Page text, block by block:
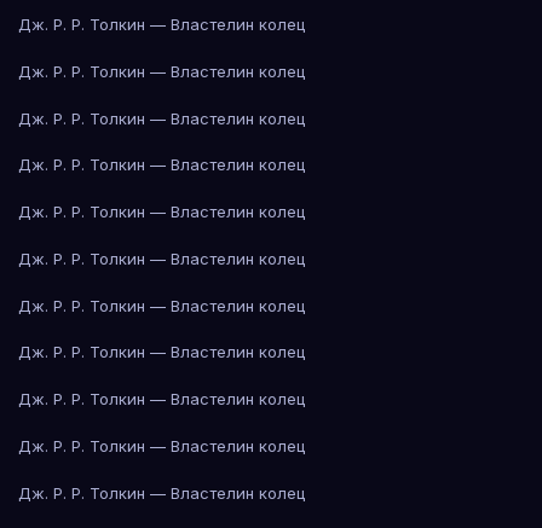
Дж. Р. Р. Толкин — Властелин колец
Дж. Р. Р. Толкин — Властелин колец
Дж. Р. Р. Толкин — Властелин колец
Дж. Р. Р. Толкин — Властелин колец
Дж. Р. Р. Толкин — Властелин колец
Дж. Р. Р. Толкин — Властелин колец
Дж. Р. Р. Толкин — Властелин колец
Дж. Р. Р. Толкин — Властелин колец
Дж. Р. Р. Толкин — Властелин колец
Дж. Р. Р. Толкин — Властелин колец
Дж. Р. Р. Толкин — Властелин колец